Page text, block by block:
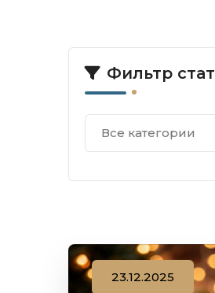
Фильтр
Все категории
23.12.2025